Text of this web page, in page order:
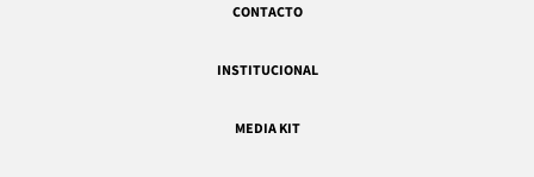
CONTACTO
INSTITUCIONAL
MEDIA KIT